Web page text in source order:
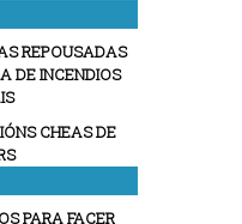
REPOUSADAS
DE INCENDIOS
CHEAS DE
PARA FACER